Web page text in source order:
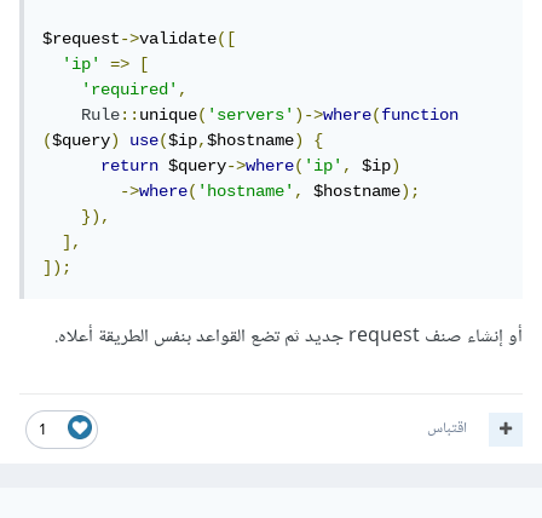
$request->validate([
'ip'
=>
[
'required',
Rule::unique('servers')->where(function
($query) use($ip,$hostname)
{
return $query->where('ip', $ip)
->where('hostname', $hostname);
}),
],
]);
أو إنشاء صنف request جديد ثم تضع القواعد بنفس الطريقة أعلاه.
1 اقتباس